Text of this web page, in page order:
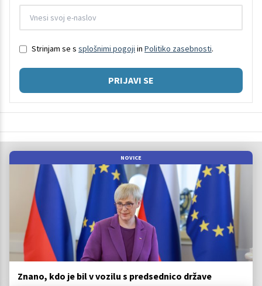
Strinjam se s splošnimi pogoji in Politiko zasebnosti.
PRIJAVI SE
NOVICE
Znano, kdo je bil v vozilu s predsednico države